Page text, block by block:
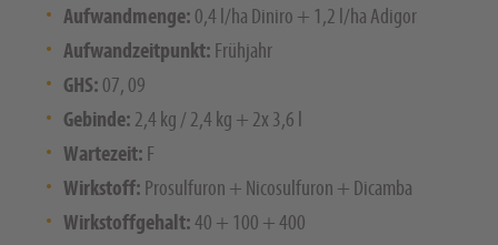
Aufwandmenge: 0,4 l/ha Diniro + 1,2 l/ha Adigor
Aufwandzeitpunkt: Frühjahr
GHS: 07, 09
Gebinde: 2,4 kg / 2,4 kg + 2x 3,6 l
Wartezeit: F
Wirkstoff: Prosulfuron + Nicosulfuron + Dicamba
Wirkstoffgehalt:40 + 100 + 400